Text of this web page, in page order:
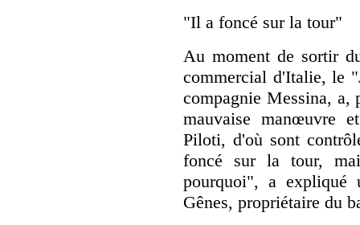
"Il a foncé sur la tour"
Au moment de sortir
commercial d'Italie, le
compagnie Messina, a,
mauvaise manœuvre
Piloti, d'où sont
foncé sur la tour,
pourquoi", a expliqué
Gênes, propriétaire du